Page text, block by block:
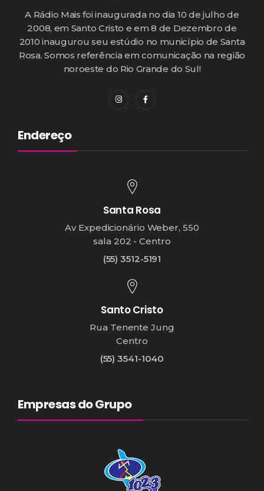
A Rádio Mais foi inaugurada no dia 10 de julho de
2008, em Santo Cristo e em 8 de Dezembro de
2010 inaugurou seu estúdio no município de Santa
Rosa. Somos referência em comunicação na região
noroeste do Rio Grande do Sul!
Endereço
Santa Rosa
Av Expedicionário Weber, 550
sala 202 - Centro
(55) 3512-5191
Santo Cristo
Rua Tenente Jung
Centro
(55) 3541-1040
Empresas do Grupo